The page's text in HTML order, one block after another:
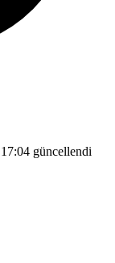
güncellendi